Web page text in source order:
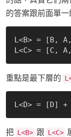
的答案跟前面單一
L<B> = [B,
重點是最下層的
把 L<B> 跟 L<C>